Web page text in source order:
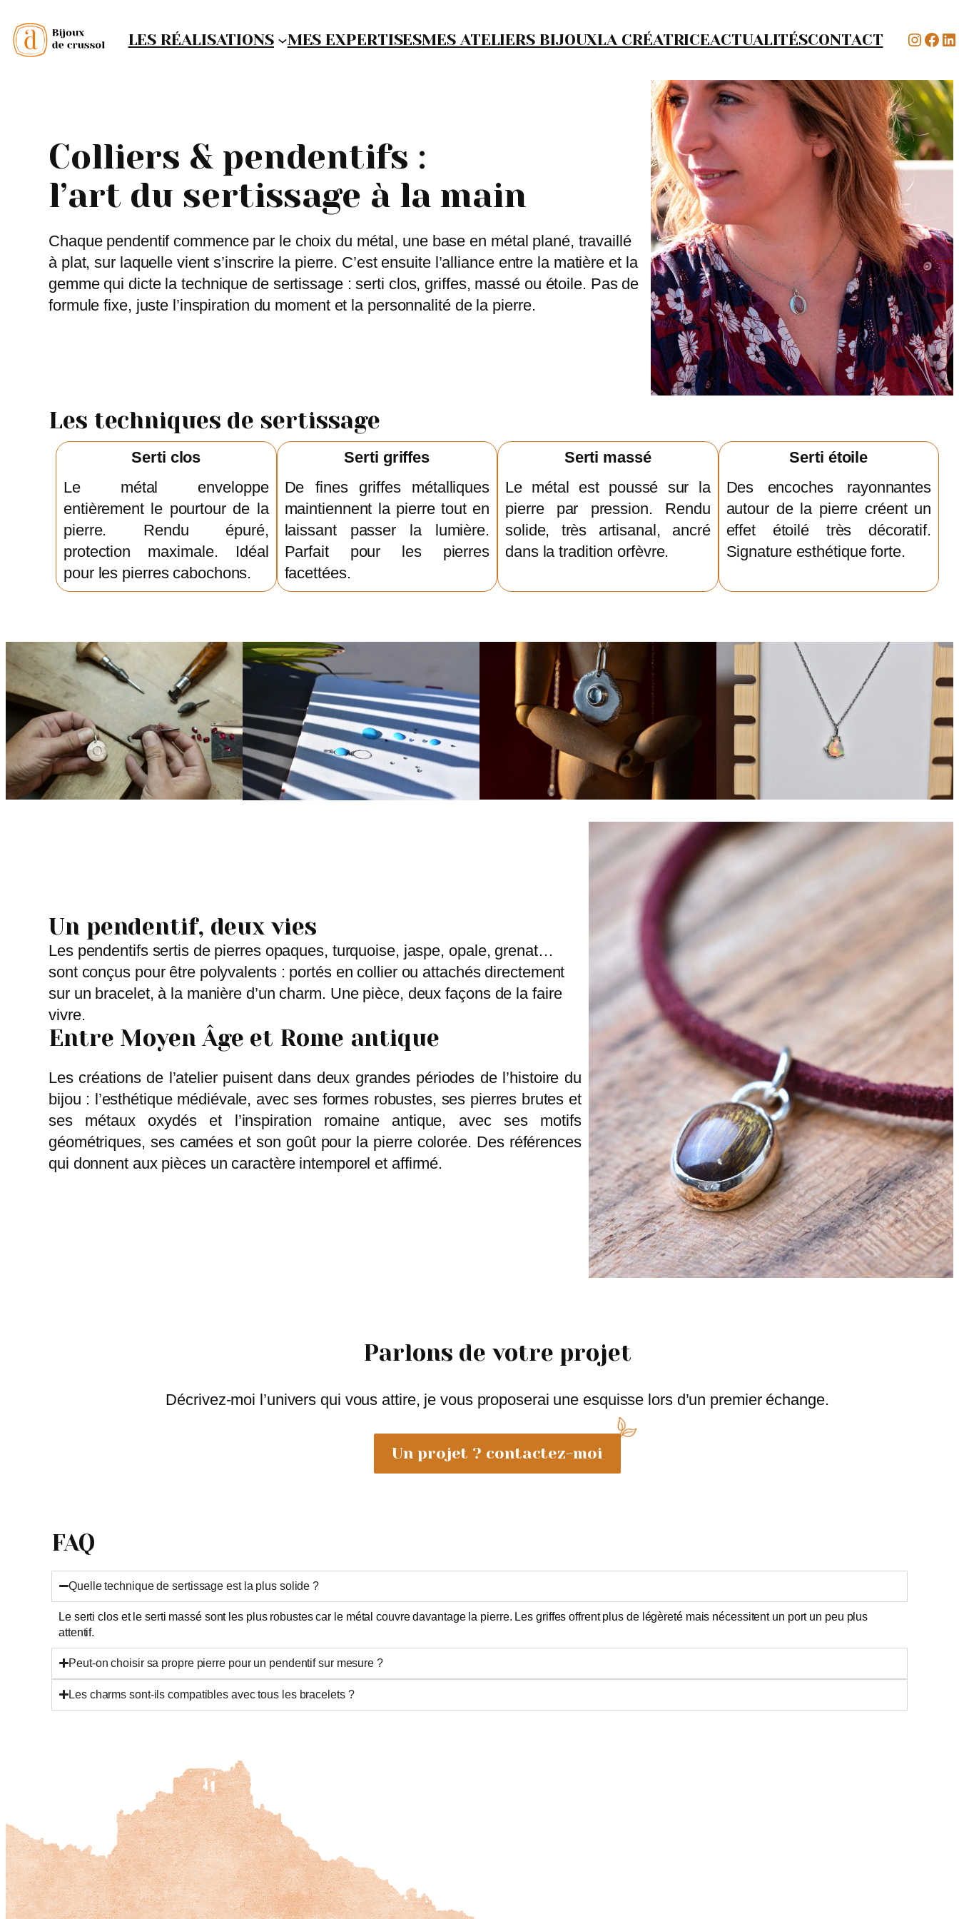
LES RÉALISATIONS MES EXPERTISESMES ATELIERS BIJOUXLA CRÉATRICEACTUALITÉSCONTACT
Colliers & pendentifs :
l’art du sertissage à la main
Chaque pendentif commence par le choix du métal, une base en métal plané, travaillé
à plat, sur laquelle vient s’inscrire la pierre. C’est ensuite l’alliance entre la matière et la
gemme qui dicte la technique de sertissage : serti clos, griffes, massé ou étoile. Pas de
formule fixe, juste l’inspiration du moment et la personnalité de la pierre.
Les techniques de sertissage
Serti clos
Le métal enveloppe
entièrement le pourtour de la
pierre. Rendu épuré,
protection maximale. Idéal
pour les pierres cabochons.
Serti griffes
De fines griffes métalliques
maintiennent la pierre tout en
laissant passer la lumière.
Parfait pour les pierres
facettées.
Serti massé
Le métal est poussé sur la
pierre par pression. Rendu
solide, très artisanal, ancré
dans la tradition orfèvre.
Serti étoile
Des encoches rayonnantes
autour de la pierre créent un
effet étoilé très décoratif.
Signature esthétique forte.
Un pendentif, deux vies
Les pendentifs sertis de pierres opaques, turquoise, jaspe, opale, grenat…
sont conçus pour être polyvalents : portés en collier ou attachés directement
sur un bracelet, à la manière d’un charm. Une pièce, deux façons de la faire
vivre.
Entre Moyen Âge et Rome antique
Les créations de l’atelier puisent dans deux grandes périodes de l’histoire du
bijou : l’esthétique médiévale, avec ses formes robustes, ses pierres brutes et
ses métaux oxydés et l’inspiration romaine antique, avec ses motifs
géométriques, ses camées et son goût pour la pierre colorée. Des références
qui donnent aux pièces un caractère intemporel et affirmé.
Parlons de votre projet
Décrivez-moi l’univers qui vous attire, je vous proposerai une esquisse lors d’un premier échange.
Un projet ? contactez-moi
FAQ
Quelle technique de sertissage est la plus solide ?
Le serti clos et le serti massé sont les plus robustes car le métal couvre davantage la pierre. Les griffes offrent plus de légèreté mais nécessitent un port un peu plus
attentif.
Peut-on choisir sa propre pierre pour un pendentif sur mesure ?
Les charms sont-ils compatibles avec tous les bracelets ?